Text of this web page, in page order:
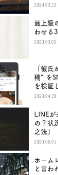
2024.03.25
最上級
わせる
2023.03.05
「彼氏
稿” を
を検証
2023.04.20
LINEが
の？状
之法」
2023.06.01
ホーム
と言わ